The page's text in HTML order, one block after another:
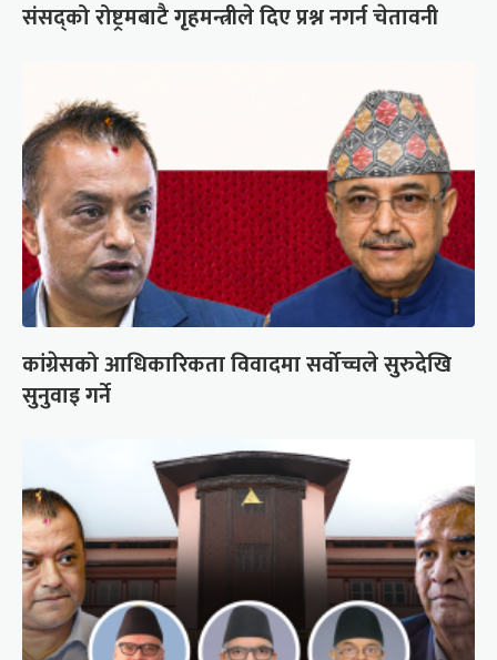
संसद्को रोष्ट्रमबाटै गृहमन्त्रीले दिए प्रश्न नगर्न चेतावनी
कांग्रेसको आधिकारिकता विवादमा सर्वोच्चले सुरुदेखि
सुनुवाइ गर्ने